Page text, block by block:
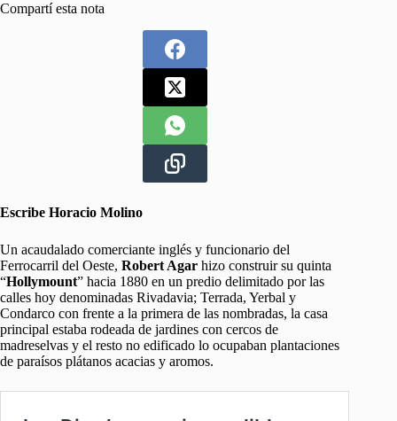
Compartí esta nota
Escribe Horacio Molino
Un acaudalado comerciante inglés y funcionario del
Ferrocarril del Oeste, Robert Agar hizo construir su quinta
“Hollymount” hacia 1880 en un predio delimitado por las
calles hoy denominadas Rivadavia; Terrada, Yerbal y
Condarco con frente a la primera de las nombradas, la casa
principal estaba rodeada de jardines con cercos de
madreselvas y el resto no edificado lo ocupaban plantaciones
de paraísos plátanos acacias y aromos.